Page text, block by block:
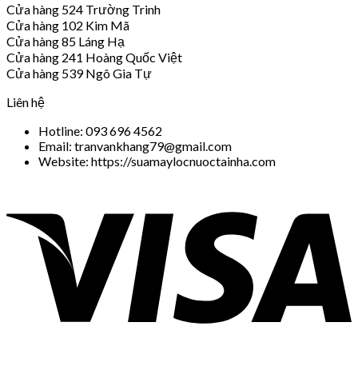
Cửa hàng 524 Trường Trinh
Cửa hàng 102 Kim Mã
Cửa hàng 85 Láng Hạ
Cửa hàng 241 Hoàng Quốc Việt
Cửa hàng 539 Ngô Gia Tự
Liên hệ
Hotline: 093 696 4562
Email: tranvankhang79@gmail.com
Website: https://suamaylocnuoctainha.com